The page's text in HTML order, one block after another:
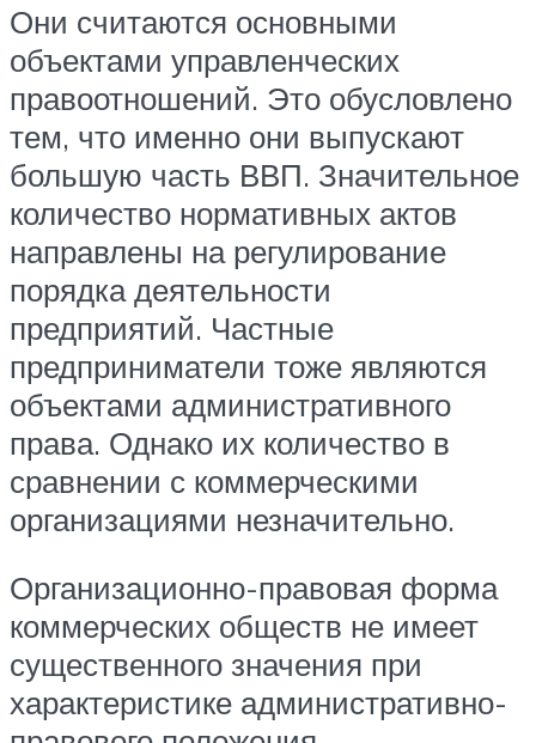
Они считаются основными
объектами управленческих
правоотношений. Это обусловлено
тем, что именно они выпускают
большую часть ВВП. Значительное
количество нормативных актов
направлены на регулирование
порядка деятельности
предприятий. Частные
предприниматели тоже являются
объектами административного
права. Однако их количество в
сравнении с коммерческими
организациями незначительно.
Организационно-правовая форма
коммерческих обществ не имеет
существенного значения при
характеристике административно-